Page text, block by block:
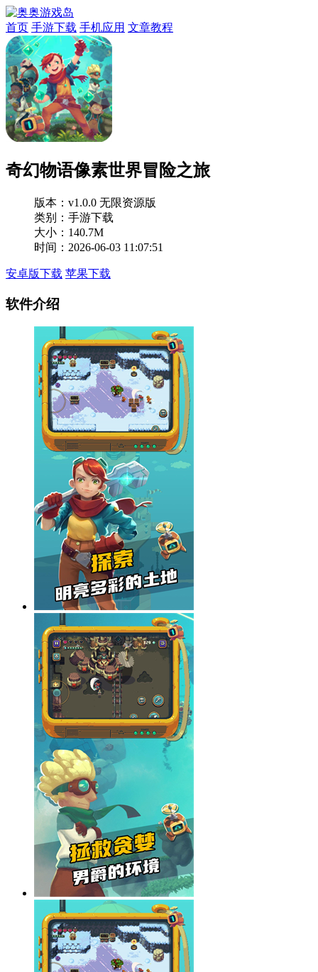
首页 手游下载 手机应用 文章教程
奇幻物语像素世界冒险之旅
版本： v1.0.0 无限资源版
类别：手游下载
大小：140.7M
时间：2026-06-03 11:07:51
安卓版下载 苹果下载
软件介绍